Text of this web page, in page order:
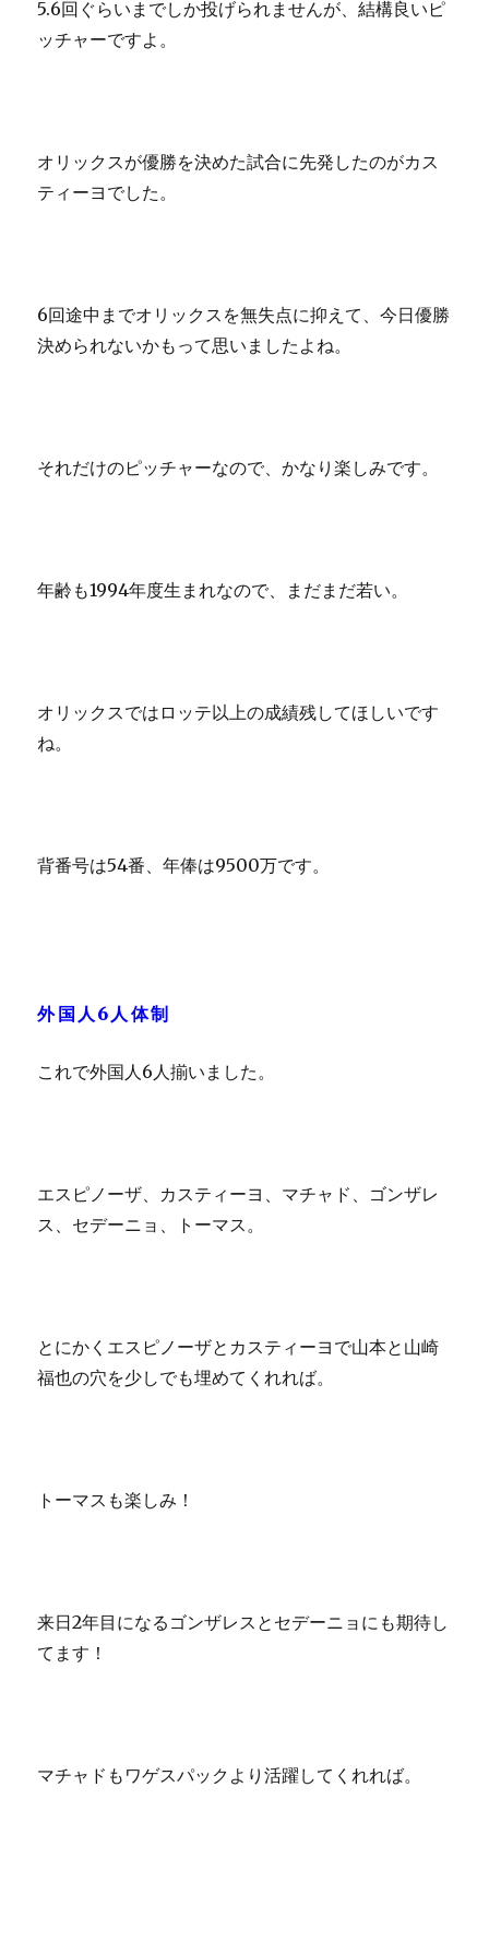
5.6回ぐらいまでしか投げられませんが、結構良いピ
ッチャーですよ。
オリックスが優勝を決めた試合に先発したのがカス
ティーヨでした。
6回途中までオリックスを無失点に抑えて、今日優勝
決められないかもって思いましたよね。
それだけのピッチャーなので、かなり楽しみです。
年齢も1994年度生まれなので、まだまだ若い。
オリックスではロッテ以上の成績残してほしいです
ね。
背番号は54番、年俸は9500万です。
外国人6人体制
これで外国人6人揃いました。
エスピノーザ、カスティーヨ、マチャド、ゴンザレ
ス、セデーニョ、トーマス。
とにかくエスピノーザとカスティーヨで山本と山崎
福也の穴を少しでも埋めてくれれば。
トーマスも楽しみ！
来日2年目になるゴンザレスとセデーニョにも期待し
てます！
マチャドもワゲスパックより活躍してくれれば。